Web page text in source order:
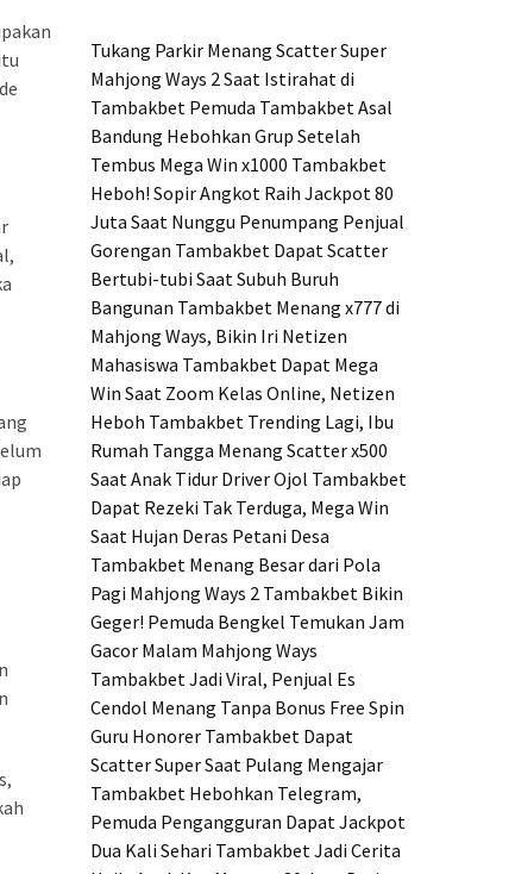
Tukang Parkir Menang Scatter Super
Mahjong Ways 2 Saat Istirahat di
Tambakbet Pemuda Tambakbet Asal
Bandung Hebohkan Grup Setelah
Tembus Mega Win x1000 Tambakbet
Heboh! Sopir Angkot Raih Jackpot 80
Juta Saat Nunggu Penumpang Penjual
Gorengan Tambakbet Dapat Scatter
Bertubi-tubi Saat Subuh Buruh
Bangunan Tambakbet Menang x777 di
Mahjong Ways, Bikin Iri Netizen
Mahasiswa Tambakbet Dapat Mega
Win Saat Zoom Kelas Online, Netizen
Heboh Tambakbet Trending Lagi, Ibu
Rumah Tangga Menang Scatter x500
Saat Anak Tidur Driver Ojol Tambakbet
Dapat Rezeki Tak Terduga, Mega Win
Saat Hujan Deras Petani Desa
Tambakbet Menang Besar dari Pola
Pagi Mahjong Ways 2 Tambakbet Bikin
Geger! Pemuda Bengkel Temukan Jam
Gacor Malam Mahjong Ways
Tambakbet Jadi Viral, Penjual Es
Cendol Menang Tanpa Bonus Free Spin
Guru Honorer Tambakbet Dapat
Scatter Super Saat Pulang Mengajar
Tambakbet Hebohkan Telegram,
Pemuda Pengangguran Dapat Jackpot
Dua Kali Sehari Tambakbet Jadi Cerita